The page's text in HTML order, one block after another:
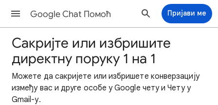
Google Chat Помоћ Пријави ме
Сакријте или избришите
директну поруку 1 на 1
Можете да сакријете или избришете конверзацију
између вас и друге особе у Google чету и Чету у
Gmail-у.